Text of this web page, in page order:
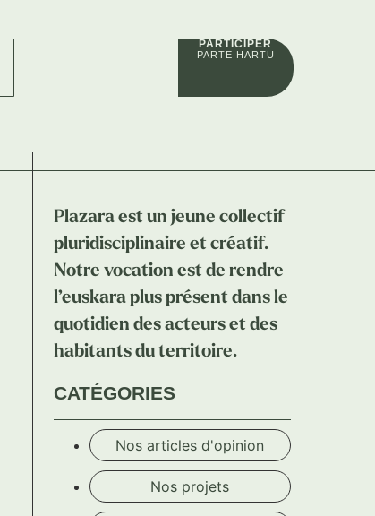
PARTICIPER
PARTE HARTU
Plazara est un jeune collectif
pluridisciplinaire et créatif.
Notre vocation est de rendre
l’euskara plus présent dans le
quotidien des acteurs et des
habitants du territoire.
CATÉGORIES
Nos articles d'opinion
Nos projets